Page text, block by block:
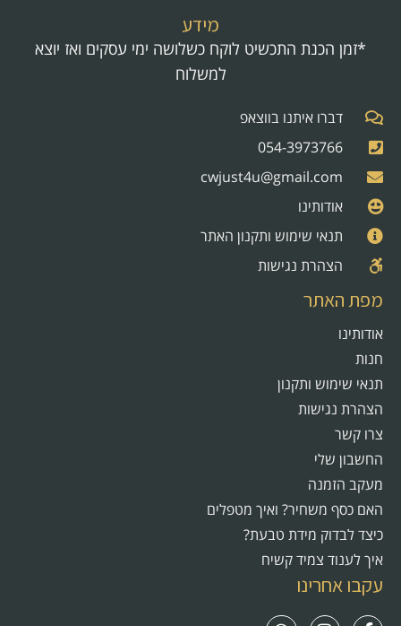
מידע
*זמן הכנת התכשיט לוקח כשלושה ימי עסקים ואז יוצא
למשלוח
דברו איתנו בווצאפ
054-3973766
cwjust4u@gmail.com
אודותינו
תנאי שימוש ותקנון האתר
הצהרת נגישות
מפת האתר
אודותינו
חנות
תנאי שימוש ותקנון
הצהרת נגישות
צרו קשר
החשבון שלי
מעקב הזמנה
האם כסף משחיר? ואיך מטפלים
כיצד לבדוק מידת טבעת?
איך לענוד צמיד קשיח
עקבו אחרינו